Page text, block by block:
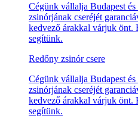
Cégünk vállalja Budapest
zsinórjának cseréjét
kedvező árakkal várjuk önt.
segítünk.
Redőny zsinór csere
Cégünk vállalja Budapest
zsinórjának cseréjét
kedvező árakkal várjuk önt.
segítünk.